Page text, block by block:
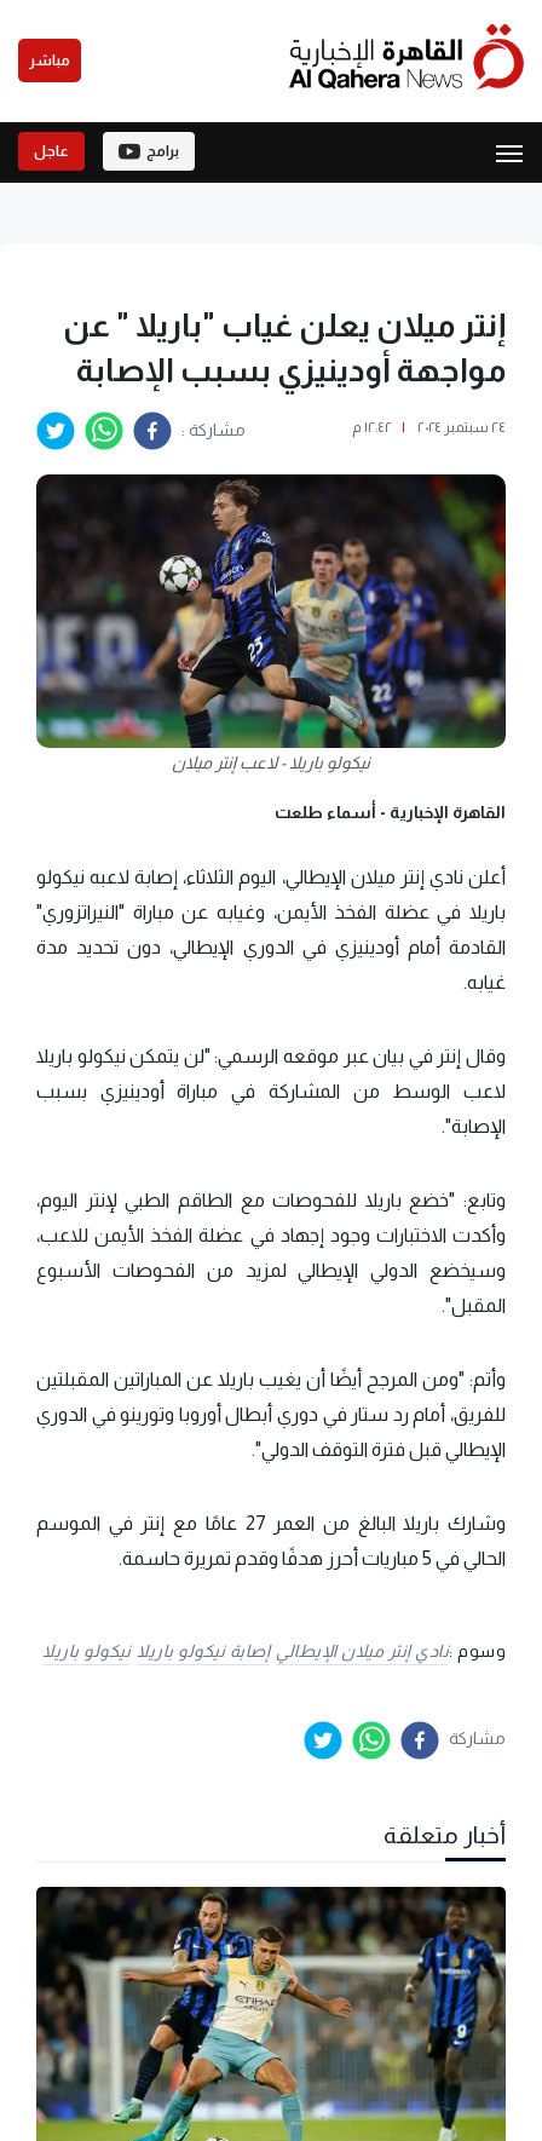
مباشر
برامج عاجل
إنتر ميلان يعلن غياب "باريلا " عن
مواجهة أودينيزي بسبب الإصابة
٢٤ سبتمبر ٢٠٢٤ | ١٢:٤٢ م مشاركة :
نيكولو باريلا - لاعب إنتر ميلان
القاهرة الإخبارية - أسماء طلعت
أعلن نادي إنتر ميلان الإيطالي، اليوم الثلاثاء، إصابة لاعبه نيكولو
باريلا في عضلة الفخذ الأيمن، وغيابه عن مباراة "النيراتزوري"
القادمة أمام أودينيزي في الدوري الإيطالي، دون تحديد مدة
غيابه.
وقال إنتر في بيان عبر موقعه الرسمي: "لن يتمكن نيكولو باريلا
لاعب الوسط من المشاركة في مباراة أودينيزي بسبب
الإصابة".
وتابع: "خضع باريلا للفحوصات مع الطاقم الطبي لإنتر اليوم،
وأكدت الاختبارات وجود إجهاد في عضلة الفخذ الأيمن للاعب،
وسيخضع الدولي الإيطالي لمزيد من الفحوصات الأسبوع
المقبل".
وأتم: "ومن المرجح أيضًا أن يغيب باريلا عن المباراتين المقبلتين
للفريق، أمام رد ستار في دوري أبطال أوروبا وتورينو في الدوري
الإيطالي قبل فترة التوقف الدولي".
وشارك باريلا البالغ من العمر 27 عامًا مع إنتر في الموسم
الحالي في 5 مباريات أحرز هدفًا وقدم تمريرة حاسمة.
وسوم :نادي إنتر ميلان الإيطالي إصابة نيكولو باريلا نيكولو باريلا
مشاركة
أخبار متعلقة